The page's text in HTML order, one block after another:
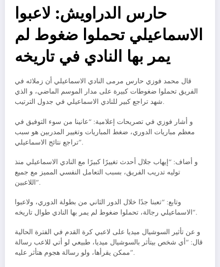
حارس الدراويش: لاعبوا
الاسماعيلي تحملوا ضغوط لم
يمر بها النادي في تاريخه
قال محمد فوزي حارس مرمى النادي الاسماعيلي أن زملائه في
الفريق تحملوا ضغوطات كبيرة على مدار الموسم الماضي، و الذي
شهد تراجع كبير للنادي الاسماعيلي في جدول الترتيب.
و أشار فوزي في تصريحات إعلامية: “عانينا من سوء التوفيق في
معظم مباريات الدوري، ضغط المباريات وتغيير المدربين هو سبب
تراجع نتائج الاسماعيلي”.
و أضاف: “إيهاب جلال أحدث تغييرًا كبيرًا مع النادي الاسماعيلي منذ
توليه تدريب الفريق، بسبب التعامل النفسي المميز مع جميع
اللاعبين”.
وتابع: “تعبنا جدًا خلال الدور الثاني من بطولة الدوري، ولاعبوا
الاسماعيلي رجالة، تحملوا ضغوط لم يمر بها النادي طوال تاريخه”.
و عن تأثير السوشيال ميديا على لاعبي كرة القدم في الفترة الحالية
قال: “أي شخص بيتأثر بالسوشيال ميديا، طبيعي لو أتي للاعب رسالة
ممكن يقرأها، ولو رسالة هجوم هتأثر عليه”.